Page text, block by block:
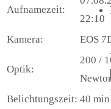
Aufnamezeit:
22:10
Kamera:
EOS
Optik:
200 /
Newton
Belichtungszeit: 40 min